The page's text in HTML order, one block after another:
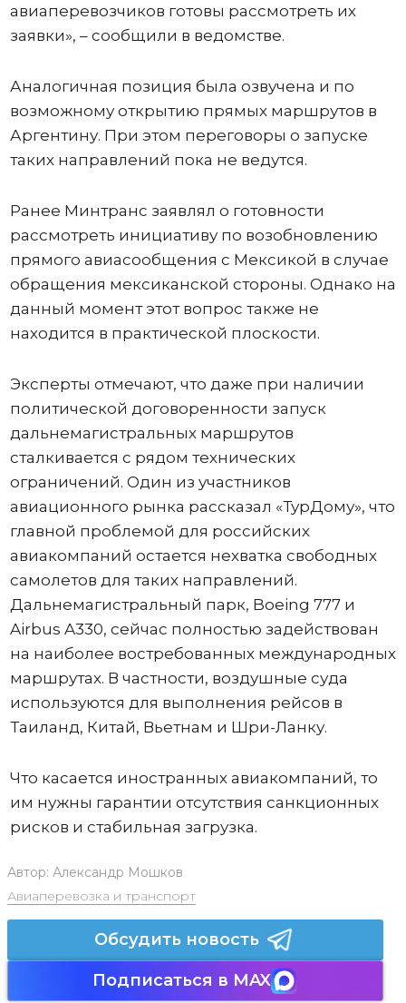
авиаперевозчиков готовы рассмотреть их
заявки», – сообщили в ведомстве.
Аналогичная позиция была озвучена и по
возможному открытию прямых маршрутов в
Аргентину. При этом переговоры о запуске
таких направлений пока не ведутся.
Ранее Минтранс заявлял о готовности
рассмотреть инициативу по возобновлению
прямого авиасообщения с Мексикой в случае
обращения мексиканской стороны. Однако на
данный момент этот вопрос также не
находится в практической плоскости.
Эксперты отмечают, что даже при наличии
политической договоренности запуск
дальнемагистральных маршрутов
сталкивается с рядом технических
ограничений. Один из участников
авиационного рынка рассказал «ТурДому», что
главной проблемой для российских
авиакомпаний остается нехватка свободных
самолетов для таких направлений.
Дальнемагистральный парк, Boeing 777 и
Airbus A330, сейчас полностью задействован
на наиболее востребованных международных
маршрутах. В частности, воздушные суда
используются для выполнения рейсов в
Таиланд, Китай, Вьетнам и Шри-Ланку.
Что касается иностранных авиакомпаний, то
им нужны гарантии отсутствия санкционных
рисков и стабильная загрузка.
Автор: Александр Мошков
Авиаперевозка и транспорт
Обсудить новость
Подписаться в MAX